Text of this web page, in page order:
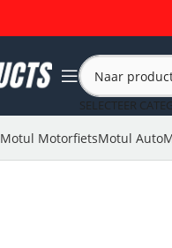
SELECTEER
Motul MotorfietsMotul Auto